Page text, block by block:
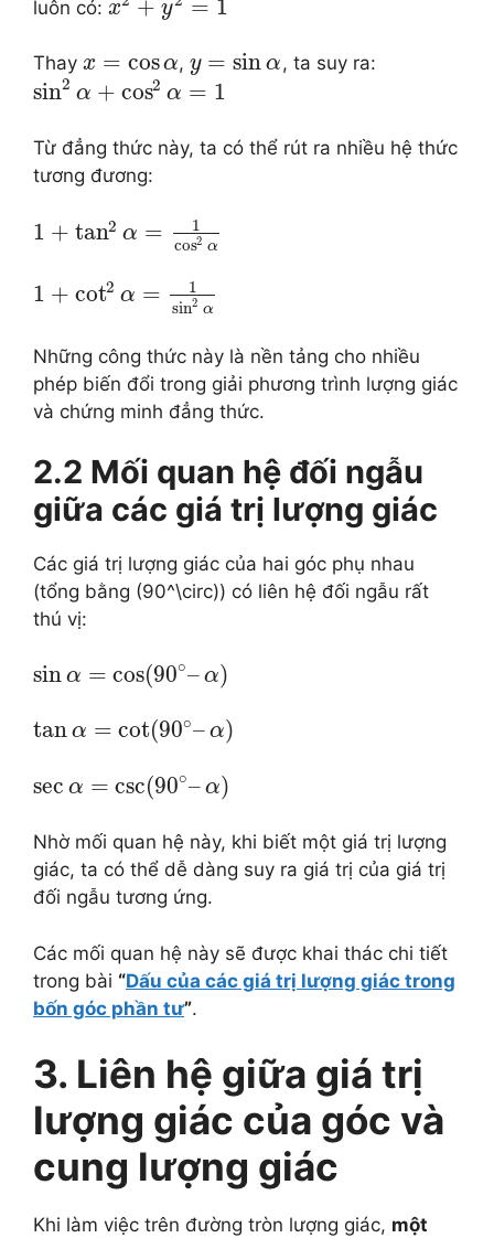
luôn có: x + y = 1
Thay x = cosα,y = sin α, ta suy ra:
sin2 α + cos2 α = 1
Từ đẳng thức này, ta có thể rút ra nhiều hệ thức
tương đương:
1 + tan2 α =
1
cos2 α
1 + cot2 α =
1
sin2 α
Những công thức này là nền tảng cho nhiều
phép biến đổi trong giải phương trình lượng giác
và chứng minh đẳng thức.
2.2 Mối quan hệ đối ngẫu
giữa các giá trị lượng giác
Các giá trị lượng giác của hai góc phụ nhau
(tổng bằng (90^\circ)) có liên hệ đối ngẫu rất
thú vị:
sin α = cos(90∘– α)
tan α = cot(90∘– α)
sec α = csc(90∘– α)
Nhờ mối quan hệ này, khi biết một giá trị lượng
giác, ta có thể dễ dàng suy ra giá trị của giá trị
đối ngẫu tương ứng.
Các mối quan hệ này sẽ được khai thác chi tiết
trong bài “Dấu của các giá trị lượng giác trong
bốn góc phần tư”.
3. Liên hệ giữa giá trị
lượng giác của góc và
cung lượng giác
Khi làm việc trên đường tròn lượng giác, một